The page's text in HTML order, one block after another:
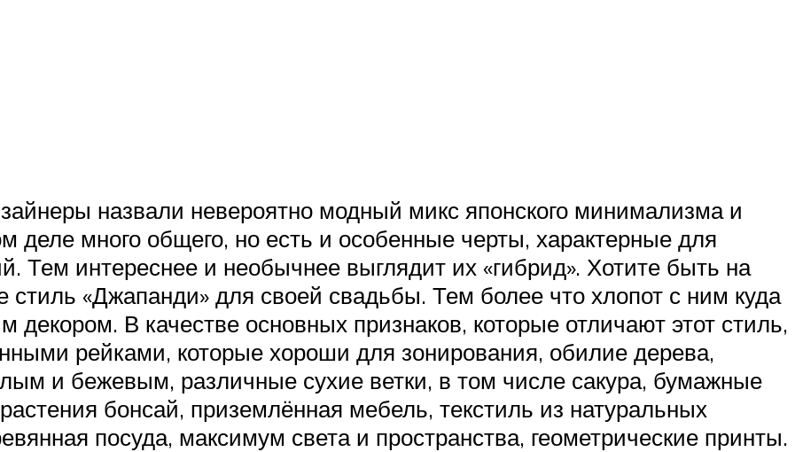
назвали невероятно модный микс японского минимализма и
деле много общего, но есть и особенные черты, характерные для
Тем интереснее и необычнее выглядит их «гибрид». Хотите быть на
«Джапанди» для своей свадьбы. Тем более что хлопот с ним куда
В качестве основных признаков, которые отличают этот стиль,
рейками, которые хороши для зонирования, обилие дерева,
и бежевым, различные сухие ветки, в том числе сакура, бумажные
бонсай, приземлённая мебель, текстиль из натуральных
посуда, максимум света и пространства, геометрические принты.